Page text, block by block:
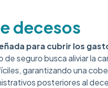
decesos
para cubrir los
de seguro busca aliviar la
garantizando una
posteriores al